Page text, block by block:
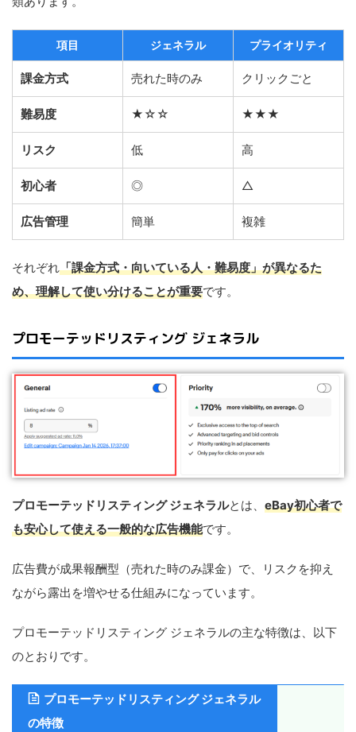
項目 ジェネラル プライオリティ
課金方式 売れた時のみ クリックごと
難易度 ★☆☆ ★★★
リスク 低 高
初心者 ◎ △
広告管理 簡単 複雑
それぞれ「課金方式・向いている人・難易度」が異なるた
め、理解して使い分けることが重要です。
プロモーテッドリスティング ジェネラル
プロモーテッドリスティング ジェネラルとは、 eBay初心者で
も安心して使える一般的な広告機能です。
広告費が成果報酬型（売れた時のみ課金）で、リスクを抑え
ながら露出を増やせる仕組みになっています。
プロモーテッドリスティング ジェネラルの主な特徴は、以下
のとおりです。
プロモーテッドリスティング ジェネラル
の特徴